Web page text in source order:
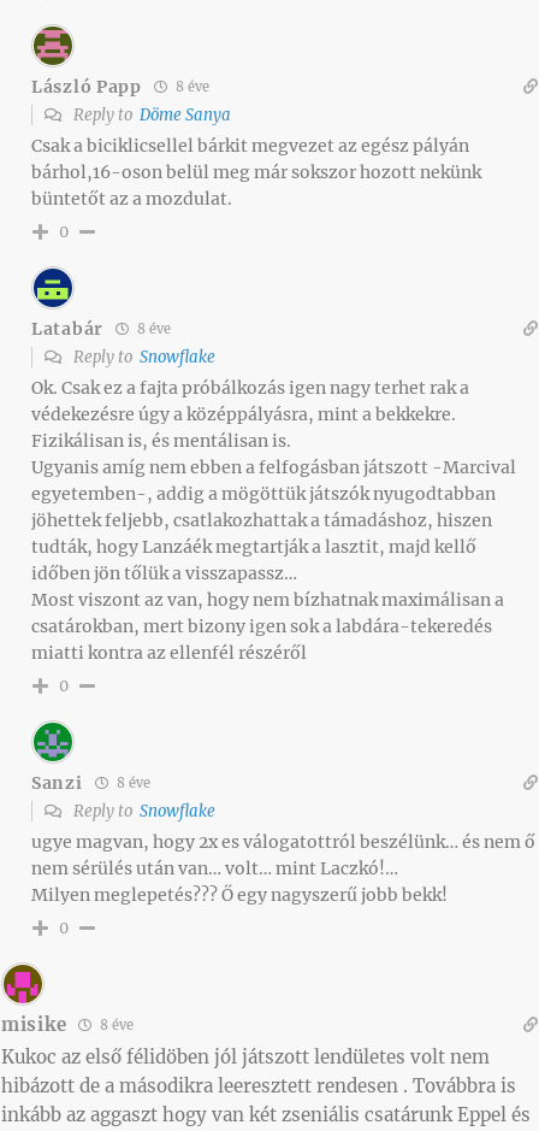
László Papp 8 éve
Reply to Döme Sanya
Csak a biciklicsellel bárkit megvezet az egész pályán
bárhol,16-oson belül meg már sokszor hozott nekünk
büntetőt az a mozdulat.
0
Latabár 8 éve
Reply to Snowflake
Ok. Csak ez a fajta próbálkozás igen nagy terhet rak a
védekezésre úgy a középpályásra, mint a bekkekre.
Fizikálisan is, és mentálisan is.
Ugyanis amíg nem ebben a felfogásban játszott -Marcival
egyetemben-, addig a mögöttük játszók nyugodtabban
jöhettek feljebb, csatlakozhattak a támadáshoz, hiszen
tudták, hogy Lanzáék megtartják a lasztit, majd kellő
időben jön tőlük a visszapassz…
Most viszont az van, hogy nem bízhatnak maximálisan a
csatárokban, mert bizony igen sok a labdára-tekeredés
miatti kontra az ellenfél részéről
0
Sanzi 8 éve
Reply to Snowflake
ugye magvan, hogy 2x es válogatottról beszélünk… és nem ő
nem sérülés után van… volt… mint Laczkó!…
Milyen meglepetés??? Ő egy nagyszerű jobb bekk!
0
misike 8 éve
Kukoc az első félidöben jól játszott lendületes volt nem
hibázott de a másodikra leeresztett rendesen . Továbbra is
inkább az aggaszt hogy van két zseniális csatárunk Eppel és